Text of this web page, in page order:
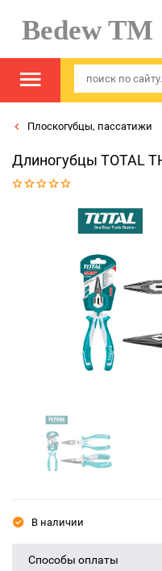
Bedew TM
Плоскогубцы, пассатижи
Длиногубцы TOTAL
В наличии
Способы оплаты